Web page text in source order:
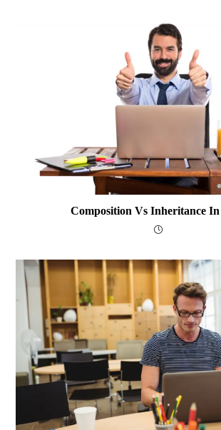
Composition Vs Inheritance